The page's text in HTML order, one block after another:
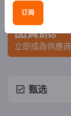
在
品資訊。
立即成為供應
甄选
订阅